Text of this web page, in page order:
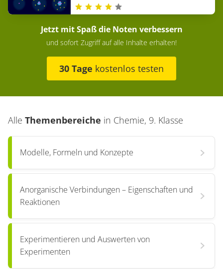
Jetzt mit Spaß die Noten verbessern
und sofort Zugriff auf alle Inhalte erhalten!
30 Tage kostenlos testen
Alle Themenbereiche in Chemie, 9. Klasse
Modelle, Formeln und Konzepte
Anorganische Verbindungen – Eigenschaften und
Reaktionen
Experimentieren und Auswerten von
Experimenten